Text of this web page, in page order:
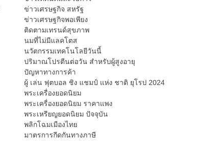
ข่าวเศรษฐกิจ สหรัฐ
ข่าวเศรษฐกิจพอเพียง
ติดตามเทรนด์สุขภาพ
นมที่ไม่มีแลคโตส
นวัตกรรมเทคโนโลยีวันนี้
ปริมาณโปรตีนต่อวัน สำหรับผู้สูงอายุ
ปัญหาทางการค้า
ผู้ เล่น ฟุตบอล ชิง แชมป์ แห่ง ชาติ ยุโรป 2024
พระเครื่องยอดนิยม
พระเครื่องยอดนิยม ราคาแพง
พระเหรียญยอดนิยม ปัจจุบัน
พลิกโฉมเมืองไทย
มาตรการกีดกันทางภาษี